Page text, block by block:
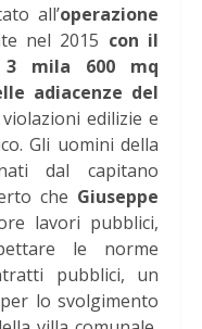
all’operazione
nel 2015 con il
3 mila 600 mq
adiacenze del
edilizie e
Gli uomini della
dal capitano
che Giuseppe
lavori pubblici,
le norme
pubblici, un
lo svolgimento